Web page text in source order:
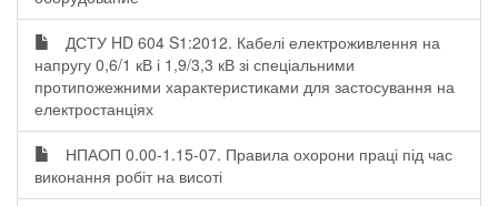
ДСТУ HD 604 S1:2012. Кабелі електроживлення на
напругу 0,6/1 кВ і 1,9/3,3 кВ зі спеціальними
протипожежними характеристиками для застосування на
електростанціях
НПАОП 0.00-1.15-07. Правила охорони праці під час
виконання робіт на висоті